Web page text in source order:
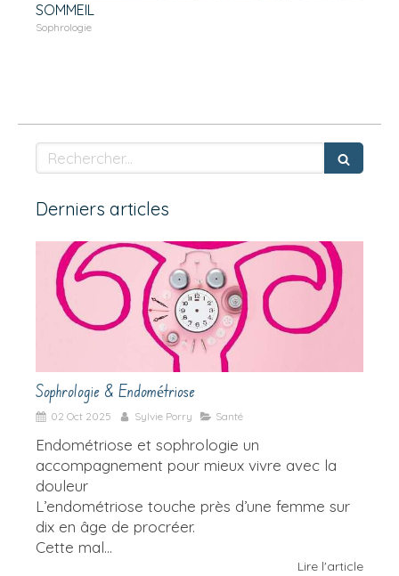
SOMMEIL
Sophrologie
Rechercher
Derniers articles
Sophrologie & Endométriose
02 Oct 2025 Sylvie Porry Santé
Endométriose et sophrologie un
accompagnement pour mieux vivre avec la
douleur
L’endométriose touche près d’une femme sur
dix en âge de procréer.
Cette mal...
Lire l'article